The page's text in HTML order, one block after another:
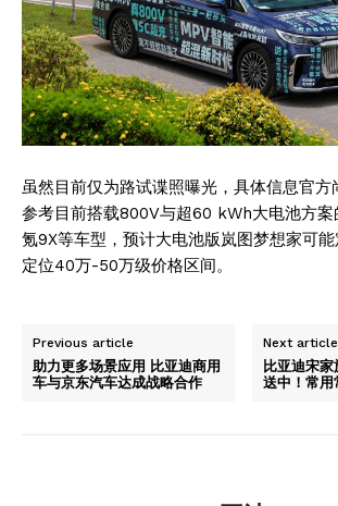
虽然目前仅为路试谍照曝光，具体信息官方
参考目前搭载800V与超60 kWh大电池方案
氪9X等车型，预计大电池版岚图梦想家可能
定位40万-50万级价格区间。
Previous article
助力更多场景应用 比亚迪商用
车与京东汽车达成战略合作
Next article
比亚迪宋
送中！常